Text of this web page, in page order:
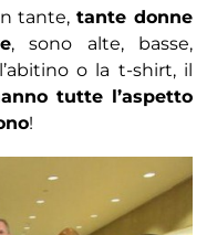
tante,tante donne
, sono alte, basse,
o la t-shirt, il
tutte l’aspetto
!